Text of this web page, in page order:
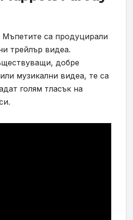
Мъпетите са продуцирали
трейлър видеа.
добре
музикални видеа, те са
голям тласък на